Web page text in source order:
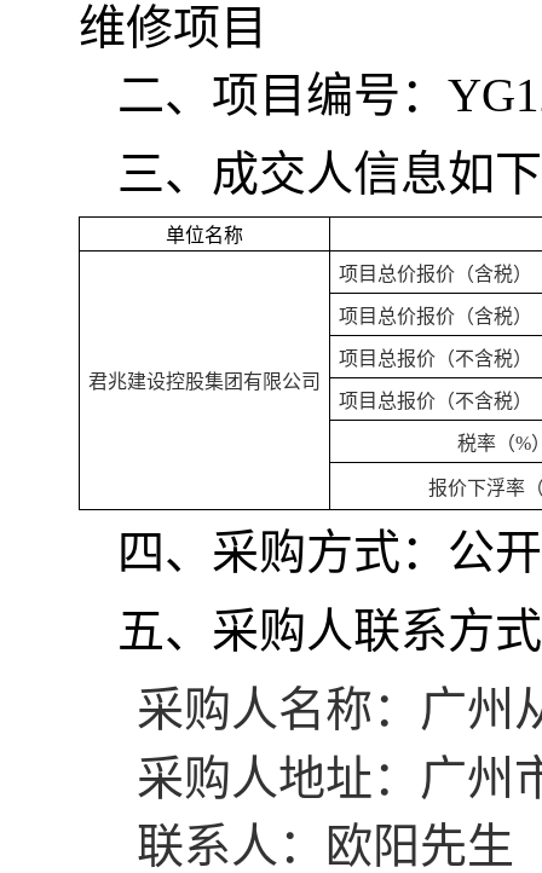
维修项目
二、 项目编号：
三、 成交人信息如下
单位名称
君兆建设控股集团有限公司
项目总价报价（含税）
项目总价报价（含税）
项目总报价（不含税）
项目总报价（不含税）
税率（%
报价下浮率
四、采购方式：公
五、采购人联系方式
采购人名称：广州
采购人地址：广州
联系人：欧阳先生